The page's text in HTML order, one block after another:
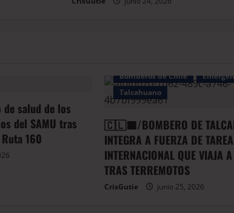
salud de los
del SAMU tras
160
Bomberos de Chile
Talcahuano
🇨🇱🟦/BOMBERO DE
INTEGRA A FUERZA DE TAREA
INTERNACIONAL QUE VIAJA
TRAS TERREMOTOS
CrisGutie junio 25, 2026